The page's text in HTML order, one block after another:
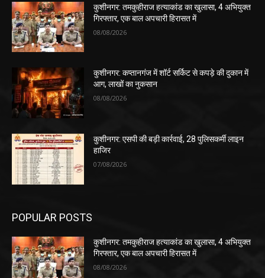
कुशीनगर: तमकुहीराज हत्याकांड का खुलासा, 4 अभियुक्त
गिरफ्तार, एक बाल अपचारी हिरासत में
08/08/2026
कुशीनगर: कप्तानगंज में शॉर्ट सर्किट से कपड़े की दुकान में
आग, लाखों का नुकसान
08/08/2026
कुशीनगर: एसपी की बड़ी कार्रवाई, 28 पुलिसकर्मी लाइन
हाजिर
07/08/2026
POPULAR POSTS
कुशीनगर: तमकुहीराज हत्याकांड का खुलासा, 4 अभियुक्त
गिरफ्तार, एक बाल अपचारी हिरासत में
08/08/2026